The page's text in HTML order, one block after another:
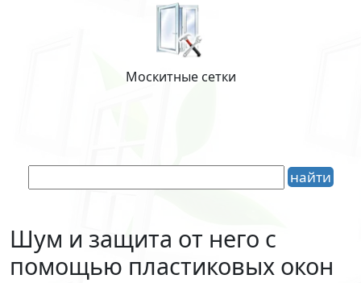
Москитные сетки
Шум и защита от него с
помощью пластиковых окон